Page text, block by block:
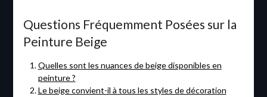
Questions Fréquemment Posées sur la
Peinture Beige
Quelles sont les nuances de beige disponibles en
peinture ?
Le beige convient-il à tous les styles de décoration